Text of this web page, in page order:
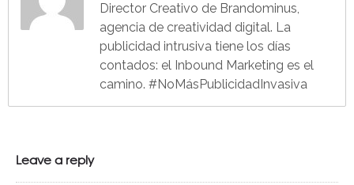
Director Creativo de Brandominus,
agencia de creatividad digital. La
publicidad intrusiva tiene los días
contados: el Inbound Marketing es el
camino. #NoMásPublicidadInvasiva
Leave a reply